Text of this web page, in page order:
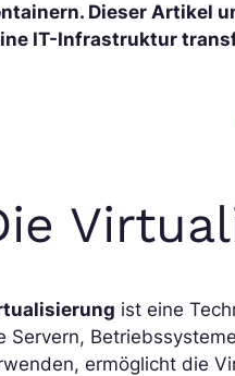
Dieser Artikel
IT-Infrastruktur
ist eine
Servern,
ermöglicht die